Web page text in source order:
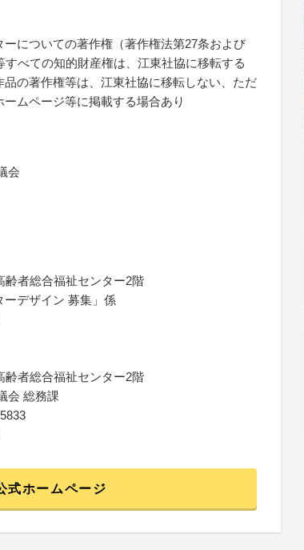
についての著作権（著作権法第27条および
べての知的財産権は、江東社協に移転する
の著作権等は、江東社協に移転しない、ただ
ムページ等に掲載する場合あり
会
齢者総合福祉センター2階
ーデザイン 募集」係
齢者総合福祉センター2階
会 総務課
式ホームページ